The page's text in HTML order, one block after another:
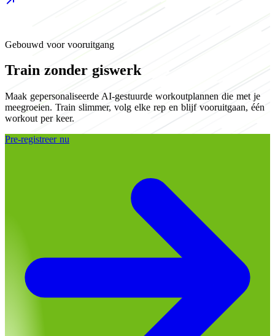
Gebouwd voor vooruitgang
Train zonder giswerk
Maak gepersonaliseerde AI-gestuurde workoutplannen die met je
meegroeien. Train slimmer, volg elke rep en blijf vooruitgaan, één
workout per keer.
Pre-registreer nu